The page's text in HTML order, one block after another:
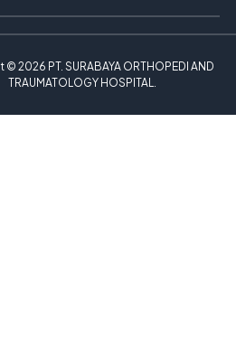
2026 PT. SURABAYA ORTHOPEDI AND
TRAUMATOLOGY HOSPITAL.